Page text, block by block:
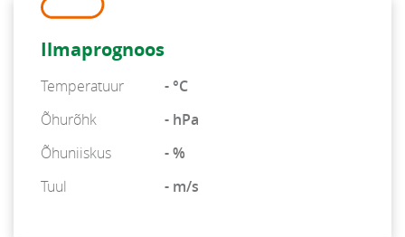
Ilmaprognoos
Temperatuur
- °C
Õhurõhk
- hPa
Õhuniiskus
- %
Tuul
- m/s